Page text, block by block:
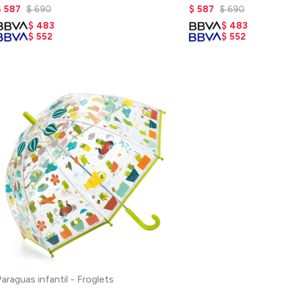
587 $ 690
$ 483
$ 552
$ 587 $ 690
$ 483
$ 552
infantil - Froglets